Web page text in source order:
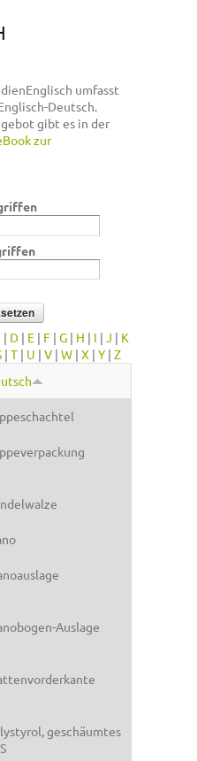
umfasst
Deutsch.
gibt es in der
zur
| D | E | F | G | H | I | J | K
| T | U | V | W | X | Y | Z
Auslage
geschäumtes